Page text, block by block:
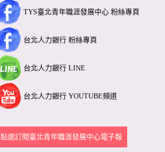
TYS臺北青年職涯發展中心 粉絲專頁
台北人力銀行 粉絲專頁
台北人力銀行 LINE
台北人力銀行 YOUTUBE頻道
點選訂閱臺北青年職涯發展中心電子報